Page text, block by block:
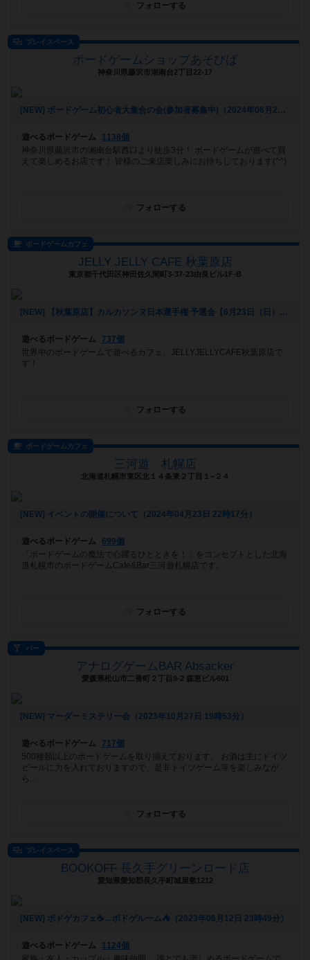
フォローする
プレイスペース
ボードゲームショップあそびば
神奈川県藤沢市湘南台2丁目22-17
[NEW] ボードゲーム初心者大集合の会(参加者募集中)（2024年06月21日 09時28分）
遊べるボードゲーム
1138個
神奈川県藤沢市の湘南台駅西口より徒歩3分！ ボードゲームが遊べて買
えて楽しめるお店です！ 皆様のご来店楽しみにお待ちしております(^^)
フォローする
ボードゲームカフェ
JELLY JELLY CAFE 秋葉原店
東京都千代田区神田佐久間町3-37-23由良ビル1F-B
[NEW] 【秋葉原店】カルカソンヌ日本選手権 予選会【6月23日（日）】（2024年05月15日 15時55分）
遊べるボードゲーム
737個
世界中のボードゲームで遊べるカフェ、JELLYJELLYCAFE秋葉原店で
す！
フォローする
ボードゲームカフェ
三河遊 札幌店
北海道札幌市東区北１４条東２丁目１−２４
[NEW] イベントの開催について（2024年04月23日 22時17分）
遊べるボードゲーム
699個
「ボードゲームの魔法で心躍るひとときを！」をコンセプトとした北海
道札幌市のボードゲームCafe&Bar三河遊札幌店です。
フォローする
バー
アナログゲームBAR Absacker
愛媛県松山市二番町２丁目9-2 森恵ビル601
[NEW] マーダーミステリー会（2023年10月27日 19時53分）
遊べるボードゲーム
717個
500種類以上のボードゲームを取り揃えております。 お酒は主にドイツ
ビールに力を入れておりますので、是非ドイツゲーム等を楽しみなが
ら...
フォローする
プレイスペース
BOOKOFF 長久手グリーンロード店
愛知県愛知郡長久手町城屋敷1212
[NEW] ボドゲカフェ☕️→ボドゲルーム⛺️（2023年06月12日 23時49分）
遊べるボードゲーム
1124個